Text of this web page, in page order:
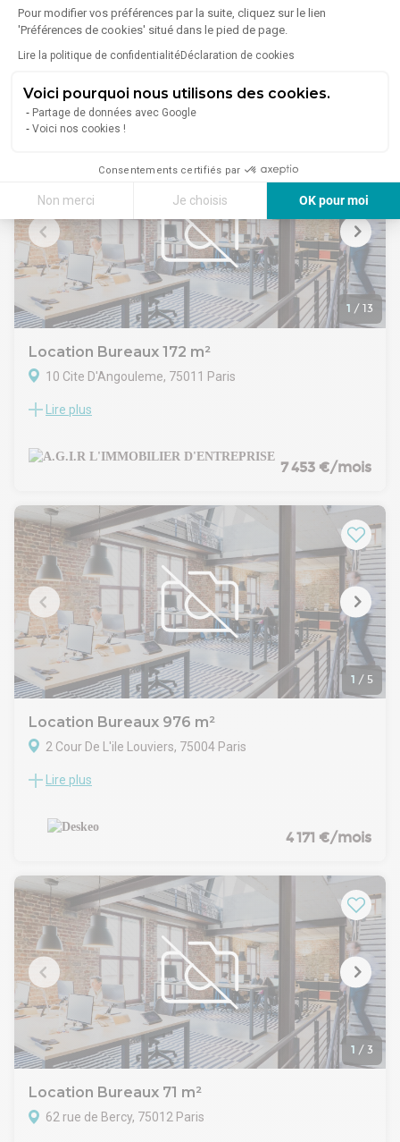
Pour modifier vos préférences par la suite, cliquez sur le lien
'Préférences de cookies' situé dans le pied de page.
Lire la politique de confidentialitéDéclaration de cookies
Voici pourquoi nous utilisons des cookies.
Partage de données avec Google
Voici nos cookies !
Consentements certifiés par
Non merci Je choisis
OK pour moi
Axeptio consent
Plateforme de Gestion du Consentement : Personnalisez vos Options
Notre plateforme vous permet d'adapter et de gérer vos paramètres
Bail : Contrat prestations de services
Régime fiscal : T.V.A.
Modalités : Paiement trimestriellement d'avance
Honoraires :
16 Rue Chapon, 75003 Paris
A toute proximité du M°Arts et Metiers, à louer une surface
de bureau de 95m² au 1er étage.
Un grand Open Space
Un bureau
1 cuisine équipée
CONDITIONS FINANCIERES
Loyer mensuel : 5000 € HT HC
Disponibilité : Dès accord
Lire plus
5 003 €/mois
1 / 13
Location Bureaux 172 m²
10 Cite D'Angouleme, 75011 Paris
Dans l' ancienne manufacture Dutertre, nous vous
à la location.Les bureaux, conçus par un architecte de renom,
offrent de beaux volumes et un cachet industriel.
bureaux/salles de réunions, une belle cuisine aménagée et
deux sanitaires.
Climatisation réversible
Baie de brassage et câblage informatique
Parquet dans l' open-space - Bolon dans les bureaux.
Double accès
Rack à vélos dans la cour
Loyer exonéré de TVA - CRL 2,5% -Frais d' acte à prévoir
Honoraire de commercialisation 30 % HT du loyer annuel HT
HC
Lire plus
7 453 €/mois
1 / 5
Location Bureaux 976 m²
2 Cour De L'ile Louviers, 75004 Paris
Location bureau Paris 4 | Morland Location de bureau Paris 4
à deux pas des quais de Seine. Situé au 17 Boulevard
Morland, 976 m² au 2? étage d'un immeuble emblématique.
emblématique du 4? arrondissement, entre la Seine, Bastille
et le Marais. Bâtiment restructuré en un lieu de vie à part
entière. Services : Wifi, Imprimante, Entretien, Sécurité,
Phonebooth, Tisanerie, Fontaine à eau, Parking,
Maintenance Métro : Sully-Morland - 2 min / Bastille - 7 min
Lire plus
4 171 €/mois
1 / 3
Location Bureaux 71 m²
62 rue de Bercy, 75012 Paris